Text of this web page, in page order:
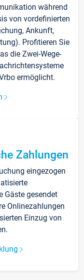
während
von vordefinierten
Ankunft,
Profitieren Sie
die Zwei-Wege-
ermöglicht.
Zahlungen
eingezogen
Gäste gesendet
Onlinezahlungen
Einzug von